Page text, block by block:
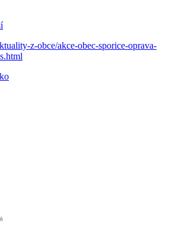
z-obce/akce-obec-sporice-oprava-